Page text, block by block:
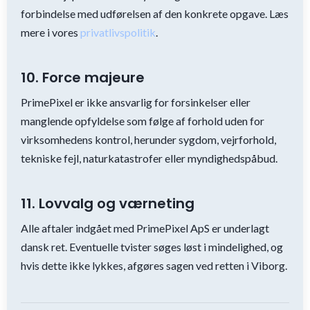
forbindelse med udførelsen af den konkrete opgave. Læs
mere i vores privatlivspolitik.
10. Force majeure
PrimePixel er ikke ansvarlig for forsinkelser eller
manglende opfyldelse som følge af forhold uden for
virksomhedens kontrol, herunder sygdom, vejrforhold,
tekniske fejl, naturkatastrofer eller myndighedspåbud.
11. Lovvalg og værneting
Alle aftaler indgået med PrimePixel ApS er underlagt
dansk ret. Eventuelle tvister søges løst i mindelighed, og
hvis dette ikke lykkes, afgøres sagen ved retten i Viborg.